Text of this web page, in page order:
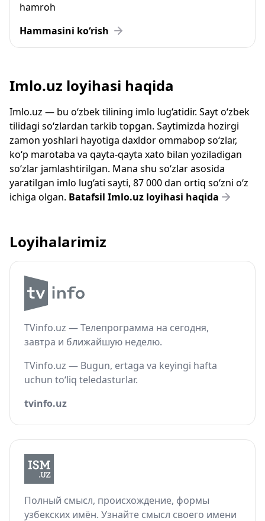
hamroh
Hammasini ko‘rish
Imlo.uz loyihasi haqida
Imlo.uz — bu o‘zbek tilining imlo lug‘atidir. Sayt o‘zbek
tilidagi so‘zlardan tarkib topgan. Saytimizda hozirgi
zamon yoshlari hayotiga daxldor ommabop so‘zlar,
ko‘p marotaba va qayta-qayta xato bilan yoziladigan
so‘zlar jamlashtirilgan. Mana shu so‘zlar asosida
yaratilgan imlo lug‘ati sayti, 87 000 dan ortiq so‘zni o‘z
ichiga olgan. Batafsil Imlo.uz loyihasi haqida
Loyihalarimiz
TVinfo.uz — Телепрограмма на сегодня,
завтра и ближайшую неделю.
TVinfo.uz — Bugun, ertaga va keyingi hafta
uchun to‘liq teledasturlar.
tvinfo.uz
Полный смысл, происхождение, формы
узбекских имён. Узнайте смысл своего имени